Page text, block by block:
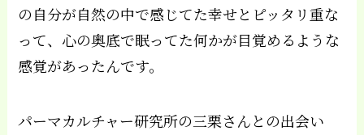
の自分が自然の中で感じてた幸せとピッタリ重な
って、心の奥底で眠ってた何かが目覚めるような
感覚があったんです。
パーマカルチャー研究所の三栗さんとの出会い